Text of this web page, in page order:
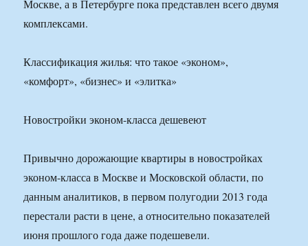
Москве, а в Петербурге пока представлен всего двумя
комплексами.
Классификация жилья: что такое «эконом»,
«комфорт», «бизнес» и «элитка»
Новостройки эконом-класса дешевеют
Привычно дорожающие квартиры в новостройках
эконом-класса в Москве и Московской области, по
данным аналитиков, в первом полугодии 2013 года
перестали расти в цене, а относительно показателей
июня прошлого года даже подешевели.